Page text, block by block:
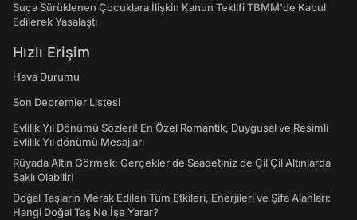
Suça Sürüklenen Çocuklara İlişkin Kanun Teklifi TBMM'de Kabul
Edilerek Yasalaştı
Hızlı Erişim
Hava Durumu
Son Depremler Listesi
Evlilik Yıl Dönümü Sözleri! En Özel Romantik, Duygusal ve Resimli
Evlilik Yıl dönümü Mesajları
Rüyada Altın Görmek: Gerçekler de Saadetiniz de Çil Çil Altınlarda
Saklı Olabilir!
Doğal Taşların Merak Edilen Tüm Etkileri, Enerjileri ve Şifa Alanları:
Hangi Doğal Taş Ne İşe Yarar?